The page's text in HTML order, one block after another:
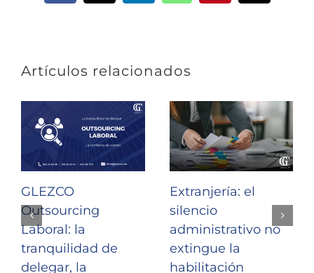
Artículos relacionados
GLEZCO
Outsourcing
Laboral: la
tranquilidad de
delegar, la
Extranjería: el
silencio
administrativo no
extingue la
habilitación